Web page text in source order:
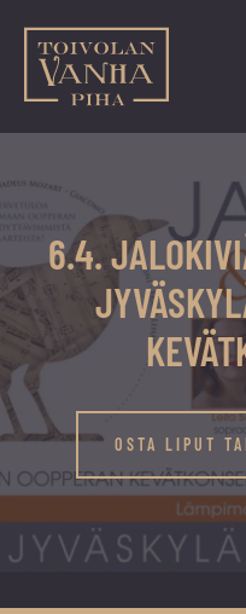
Toivolan vanha piha
erilaiset
palvelut
tapahtumat
tarjoavat
kiireettömiä
hetkiä
vuoden.
6.4.
OSTA LIPUT